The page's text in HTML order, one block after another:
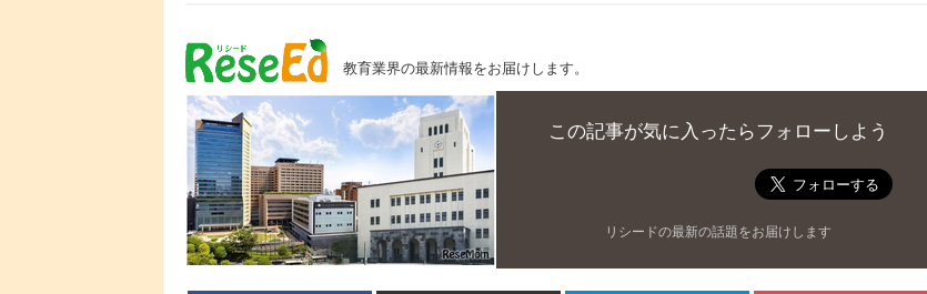
教育業界の最新情報をお届けします。
この記事が気に入ったらフォローしよう
リシードの最新の話題をお届けします